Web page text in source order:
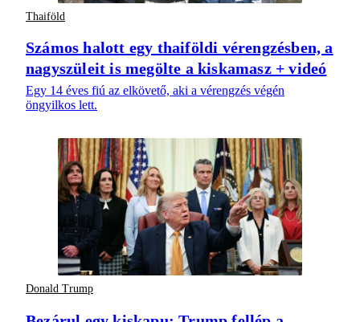
Thaiföld
Számos halott egy thaiföldi vérengzésben, a
nagyszüleit is megölte a kiskamasz + videó
Egy 14 éves fiú az elkövető, aki a vérengzés végén
öngyilkos lett.
Donald Trump